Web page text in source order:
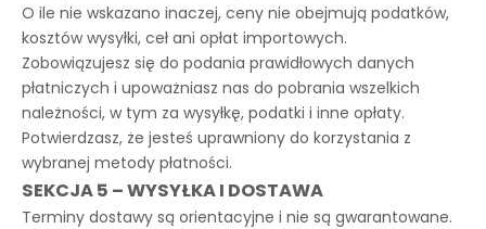
O ile nie wskazano inaczej, ceny nie obejmują podatków,
kosztów wysyłki, ceł ani opłat importowych.
Zobowiązujesz się do podania prawidłowych danych
płatniczych i upoważniasz nas do pobrania wszelkich
należności, w tym za wysyłkę, podatki i inne opłaty.
Potwierdzasz, że jesteś uprawniony do korzystania z
wybranej metody płatności.
SEKCJA 5 – WYSYŁKA I DOSTAWA
Terminy dostawy są orientacyjne i nie są gwarantowane.